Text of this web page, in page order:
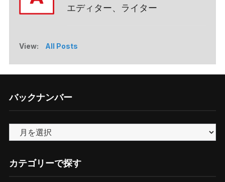
エディター、ライター
View: All Posts
バックナンバー
ッ
ナ
カテゴリーで探す